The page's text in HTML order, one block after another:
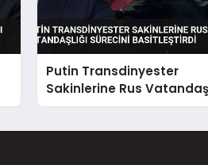
Putin Transdinyester
Sakinlerine Rus
Sürecini Basitleştirdi